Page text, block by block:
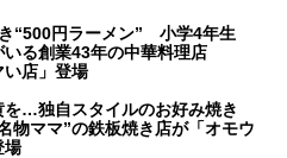
“500円ラーメン” 小学4年生
いる創業43年の中華料理店
い店」登場
を…独自スタイルのお好み焼き
物ママ”の鉄板焼き店が「オモウ
場